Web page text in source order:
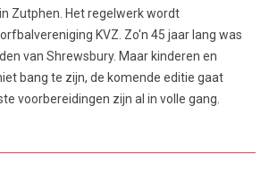
Zutphen. Het regelwerk wordt
KVZ. Zo'n 45 jaar lang was
van Shrewsbury. Maar kinderen en
bang te zijn, de komende editie gaat
voorbereidingen zijn al in volle gang.